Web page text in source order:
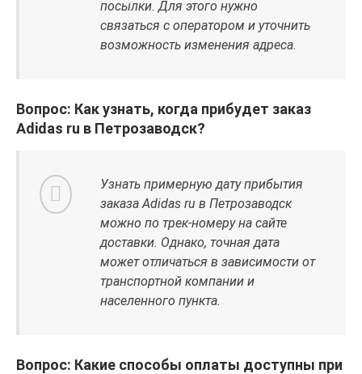
посылки. Для этого нужно
связаться с оператором и уточнить
возможность изменения адреса.
Вопрос: Как узнать, когда прибудет заказ
Adidas ru в Петрозаводск?
Узнать примерную дату прибытия
заказа Adidas ru в Петрозаводск
можно по трек-номеру на сайте
доставки. Однако, точная дата
может отличаться в зависимости от
транспортной компании и
населенного пункта.
Вопрос: Какие способы оплаты доступны при